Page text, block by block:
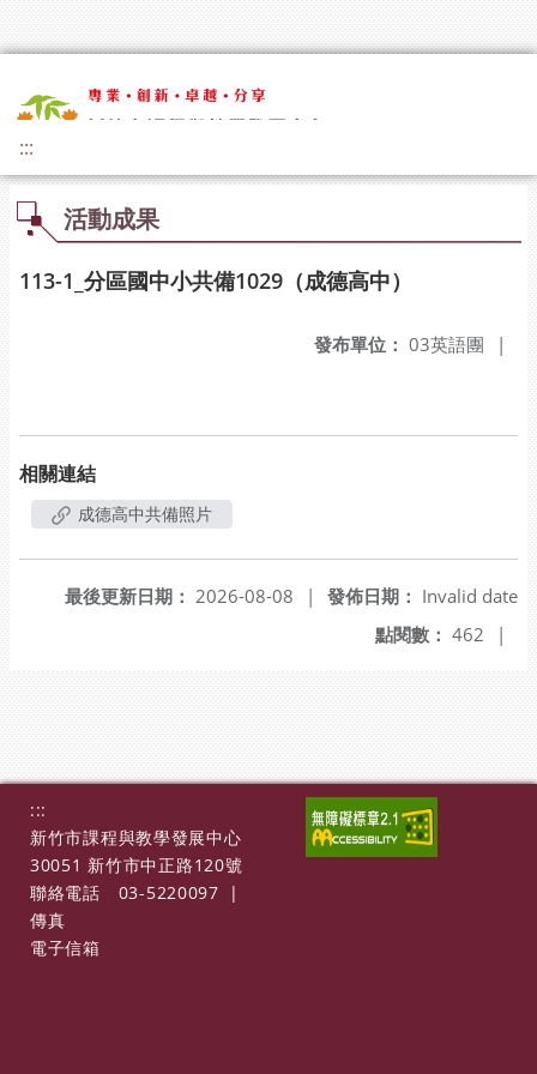
:::
活動成果
113-1_分區國中小共備1029（成德高中）
發布單位： 03英語團 |
相關連結
成德高中共備照片
發佈日期： Invalid date
最後更新日期： 2026-08-08
|
點閱數： 462 |
:::
新竹市課程與教學發展中心
30051 新竹市中正路120號
聯絡電話
03-5220097
|
傳真
電子信箱